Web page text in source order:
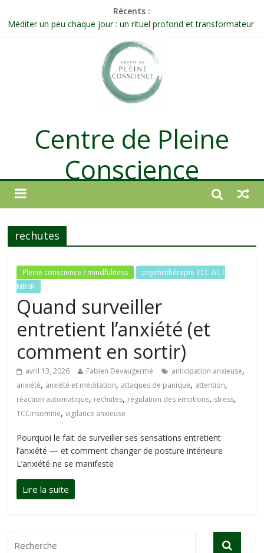
Récents :
Méditer un peu chaque jour : un rituel profond et transformateur
Célébrer la Vie jusque dans les petites actions
Quand on n’arrive plus à agir : et si ce n’était pas un manque de
Une attention consciente d’elle-même, non dirigée par le mental
Centre de Pleine
Conscience
rechutes
Pleine conscience / mindfulness
psychothérapie TCC ACT
MBSR
Quand surveiller
entretient l’anxiété (et
comment en sortir)
avril 13, 2026 Fabien Devaugermé anticipation anxieuse,
anxiété, anxiété et méditation, attaques de panique, attention,
réaction automatique, rechutes, régulation des émotions, stress,
TCCinsomnie,vigilance anxieuse
Pourquoi le fait de surveiller ses sensations entretient
l’anxiété — et comment changer de posture intérieure
L’anxiété ne se manifeste